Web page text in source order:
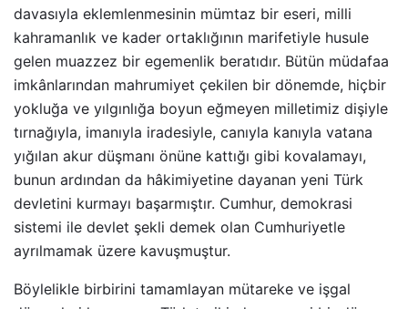
davasıyla eklemlenmesinin mümtaz bir eseri, milli
kahramanlık ve kader ortaklığının marifetiyle husule
gelen muazzez bir egemenlik beratıdır. Bütün müdafaa
imkânlarından mahrumiyet çekilen bir dönemde, hiçbir
yokluğa ve yılgınlığa boyun eğmeyen milletimiz dişiyle
tırnağıyla, imanıyla iradesiyle, canıyla kanıyla vatana
yığılan akur düşmanı önüne kattığı gibi kovalamayı,
bunun ardından da hâkimiyetine dayanan yeni Türk
devletini kurmayı başarmıştır. Cumhur, demokrasi
sistemi ile devlet şekli demek olan Cumhuriyetle
ayrılmamak üzere kavuşmuştur.
Böylelikle birbirini tamamlayan mütareke ve işgal